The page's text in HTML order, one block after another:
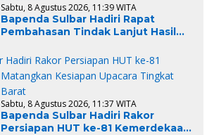
Sabtu, 8 Agustus 2026, 11:39 WITA
Bapenda Sulbar Hadiri Rapat
Pembahasan Tindak Lanjut Hasil
Percepatan Penyelesaian
Rekomendasi
Sabtu, 8 Agustus 2026, 11:37 WITA
Bapenda Sulbar Hadiri Rakor
Persiapan HUT ke-81 Kemerdekaan